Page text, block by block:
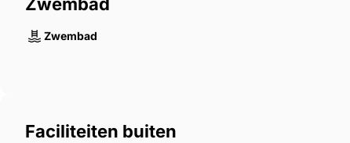
Zwembad
Zwembad
Faciliteiten buiten